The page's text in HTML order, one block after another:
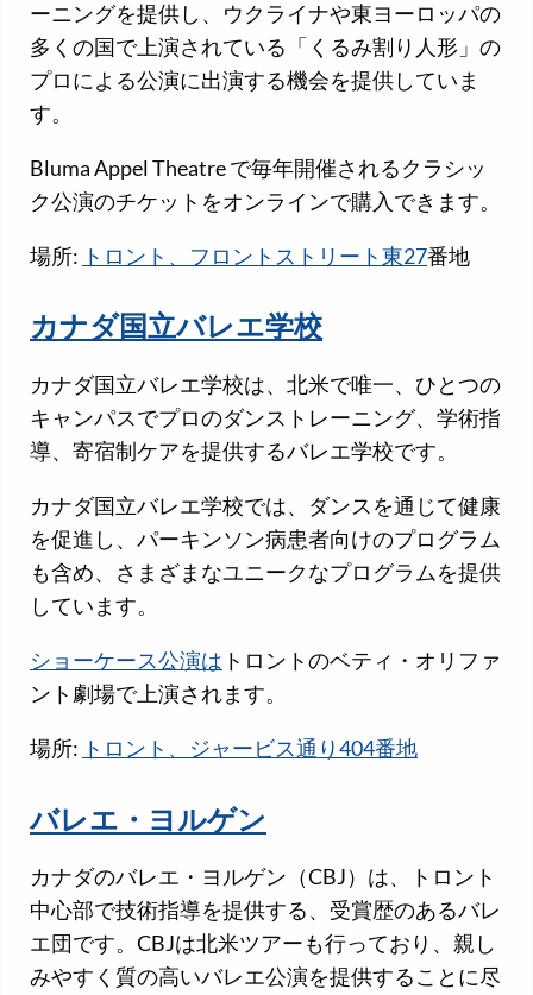
ーニングを提供し、ウクライナや東ヨーロッパの
多くの国で上演されている「くるみ割り人形」の
プロによる公演に出演する機会を提供していま
す。
Bluma Appel Theatre で毎年開催されるクラシッ
ク公演のチケットをオンラインで購入できます。
場所: トロント、フロントストリート東27番地
カナダ国立バレエ学校
カナダ国立バレエ学校は、北米で唯一、ひとつの
キャンパスでプロのダンストレーニング、学術指
導、寄宿制ケアを提供するバレエ学校です。
カナダ国立バレエ学校では、ダンスを通じて健康
を促進し、パーキンソン病患者向けのプログラム
も含め、さまざまなユニークなプログラムを提供
しています。
ショーケース公演は トロントのベティ・オリファ
ント劇場で上演されます。
場所: トロント、ジャービス通り404番地
バレエ・ヨルゲン
カナダのバレエ・ヨルゲン（CBJ）は、トロント
中心部で技術指導を提供する、受賞歴のあるバレ
エ団です。CBJは北米ツアーも行っており、親し
みやすく質の高いバレエ公演を提供することに尽